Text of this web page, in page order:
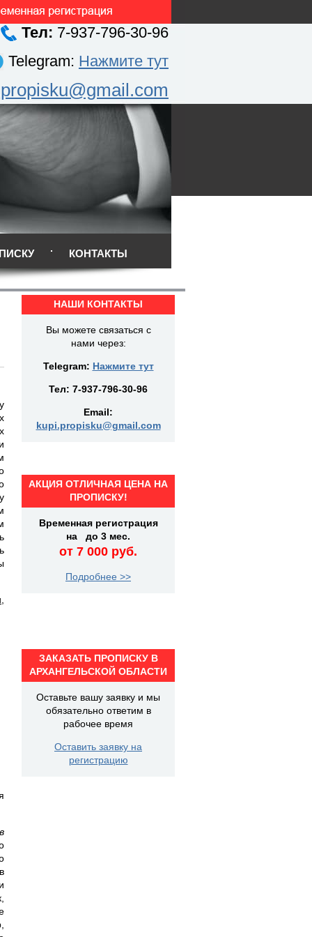
Тел: 7-937-796-30-96
Telegram: Нажмите тут
КОНТАКТЫ
НАШИ КОНТАКТЫ
Вы можете связаться с
нами через:
Telegram: Нажмите тут
Тел: 7-937-796-30-96
Email:
kupi.propisku@gmail.com
АКЦИЯ ОТЛИЧНАЯ ЦЕНА НА
ПРОПИСКУ!
Временная регистрация
на до 3 мес.
от 7 000 руб.
Подробнее >>
ЗАКАЗАТЬ ПРОПИСКУ В
АРХАНГЕЛЬСКОЙ ОБЛАСТИ
Оставьте вашу заявку и мы
обязательно ответим в
рабочее время
Оставить заявку на
регистрацию